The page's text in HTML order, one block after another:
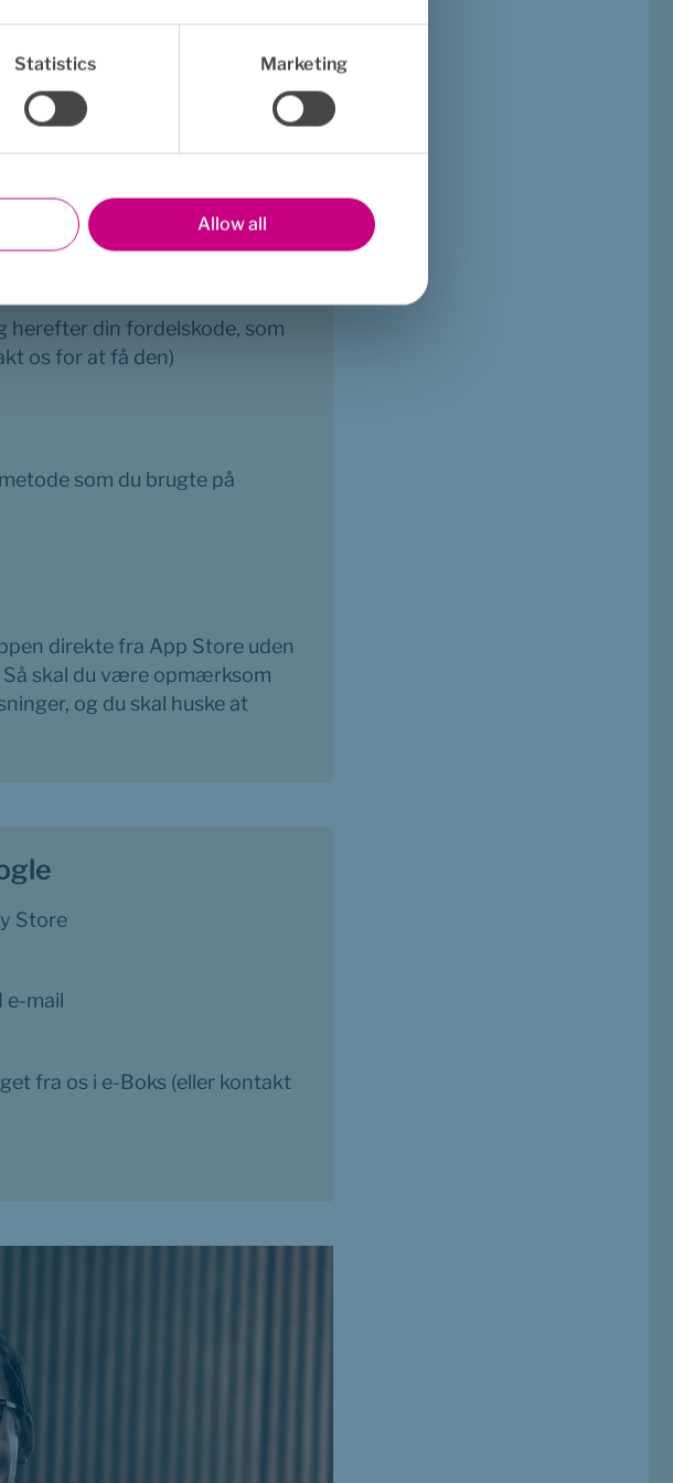
Statistics Marketing
Allow all
i fremtiden.
login), og log
herefter din fordelskode, som
os for at få den)
som du brugte på
direkte fra App Store uden
Så skal du være opmærksom
og du skal huske at
Store
e-mail
fra os i e-Boks (eller kontakt